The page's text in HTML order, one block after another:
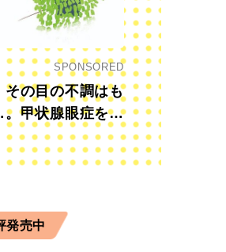
SPONSORED
その目の不調はも
甲状腺眼症を知
発売中